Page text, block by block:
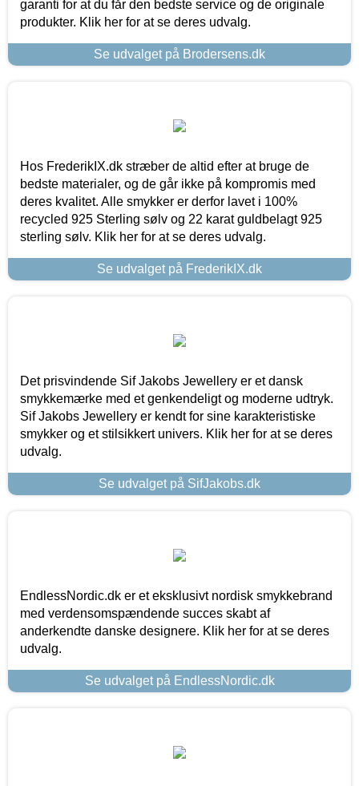
garanti for at du får den bedste service og de originale
produkter. Klik her for at se deres udvalg.
Se udvalget på Brodersens.dk
Hos FrederikIX.dk stræber de altid efter at bruge de
bedste materialer, og de går ikke på kompromis med
deres kvalitet. Alle smykker er derfor lavet i 100%
recycled 925 Sterling sølv og 22 karat guldbelagt 925
sterling sølv. Klik her for at se deres udvalg.
Se udvalget på FrederikIX.dk
Det prisvindende Sif Jakobs Jewellery er et dansk
smykkemærke med et genkendeligt og moderne udtryk.
Sif Jakobs Jewellery er kendt for sine karakteristiske
smykker og et stilsikkert univers. Klik her for at se deres
udvalg.
Se udvalget på SifJakobs.dk
EndlessNordic.dk er et eksklusivt nordisk smykkebrand
med verdensomspændende succes skabt af
anderkendte danske designere. Klik her for at se deres
udvalg.
Se udvalget på EndlessNordic.dk